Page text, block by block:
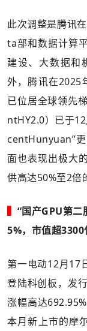
此次调整是腾讯
ta部和数据计算
建设、大数据和
外，腾讯在2025
已位居全球领先
ntHY2.0）已于
centHunyuan”
面也表现出极大
供高达50%至2倍
“国产GPU第
5%，市值超3300
第一电动12月17
登陆科创板，发
涨幅高达
本月新上市的摩